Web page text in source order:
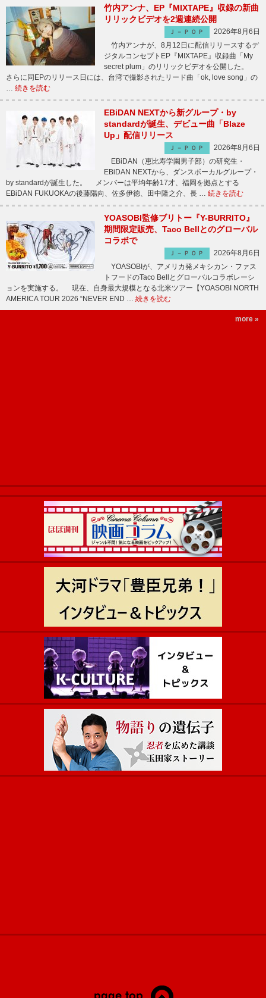
竹内アンナ、EP『MIXTAPE』収録の新曲
リリックビデオを2週連続公開
Ｊ－ＰＯＰ
2026年8月6日
竹内アンナが、8月12日に配信リリースするデ
ジタルコンセプトEP『MIXTAPE』収録曲「My
secret plum」のリリックビデオを公開した。
さらに同EPのリリース日には、台湾で撮影されたリード曲「ok, love song」の
… 続きを読む
EBiDAN NEXTから新グループ・by
standardが誕生、デビュー曲「Blaze
Up」配信リリース
Ｊ－ＰＯＰ
2026年8月6日
EBiDAN（恵比寿学園男子部）の研究生・
EBiDAN NEXTから、ダンスボーカルグループ・
by standardが誕生した。 メンバーは平均年齢17才、福岡を拠点とする
EBiDAN FUKUOKAの後藤陽向、佐多伊徳、田中隆之介、長 … 続きを読む
YOASOBI監修ブリトー『Y-BURRITO』
期間限定販売、Taco Bellとのグローバル
コラボで
Ｊ－ＰＯＰ
2026年8月6日
YOASOBIが、アメリカ発メキシカン・ファス
トフードのTaco Bellとグローバルコラボレーシ
ョンを実施する。 現在、自身最大規模となる北米ツアー【YOASOBI NORTH
AMERICA TOUR 2026 “NEVER END … 続きを読む
more »